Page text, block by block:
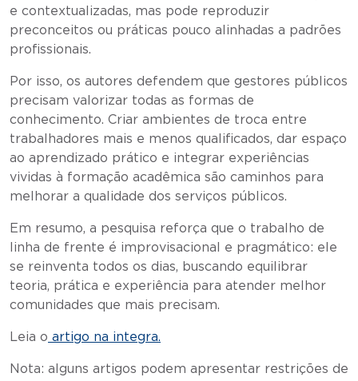
e contextualizadas, mas pode reproduzir
preconceitos ou práticas pouco alinhadas a padrões
profissionais.
Por isso, os autores defendem que gestores públicos
precisam valorizar todas as formas de
conhecimento. Criar ambientes de troca entre
trabalhadores mais e menos qualificados, dar espaço
ao aprendizado prático e integrar experiências
vividas à formação acadêmica são caminhos para
melhorar a qualidade dos serviços públicos.
Em resumo, a pesquisa reforça que o trabalho de
linha de frente é improvisacional e pragmático: ele
se reinventa todos os dias, buscando equilibrar
teoria, prática e experiência para atender melhor
comunidades que mais precisam.
Leia o artigo na integra.
Nota: alguns artigos podem apresentar restrições de